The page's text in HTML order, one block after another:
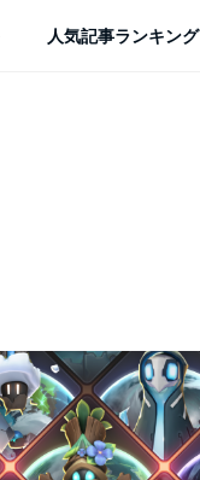
人気記事ランキング